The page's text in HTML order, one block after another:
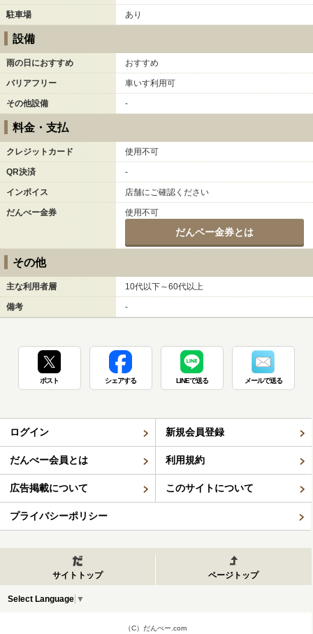
駐車場 あり
設備
雨の日におすすめ おすすめ
バリアフリー 車いす利用可
その他設備 -
料金・支払
クレジットカード 使用不可
QR決済 -
インボイス 店舗にご確認ください
だんべー金券 使用不可
だんベー金券とは
その他
主な利用者層 10代以下～60代以上
備考 -
ポスト シェアする LINEで送る メールで送る
ログイン 新規会員登録
だんべー会員とは 利用規約
広告掲載について このサイトについて
プライバシーポリシー
サイトトップ ページトップ
Select Language ▼
（C）だんべー.com